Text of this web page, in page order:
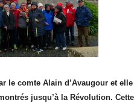
le comte Alain d’Avaugour et elle
jusqu’à la Révolution. Cette